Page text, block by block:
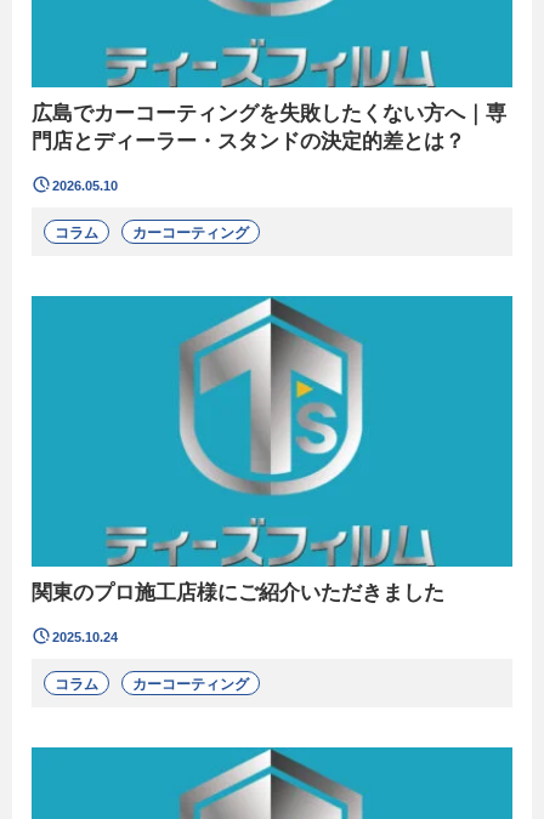
広島でカーコーティングを失敗したくない方へ｜専
門店とディーラー・スタンドの決定的差とは？
2026.05.10
コラム カーコーティング
関東のプロ施工店様にご紹介いただきました
2025.10.24
コラム カーコーティング